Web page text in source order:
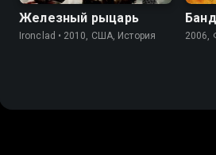
Железный рыцарь
Ironclad • 2010, США, История 2006,